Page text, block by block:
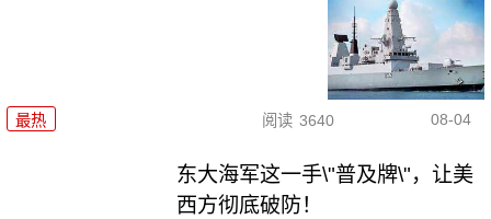
最热 阅读 3640 08-04
东大海军这一手\"普及牌\"，让美
西方彻底破防！